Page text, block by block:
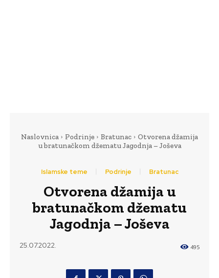
Naslovnica Podrinje Bratunac
Otvorena džamija
u bratunačkom džematu Jagodnja – Joševa
Islamske teme Podrinje Bratunac
Otvorena džamija u
bratunačkom džematu
Jagodnja – Joševa
25.07.2022. 495